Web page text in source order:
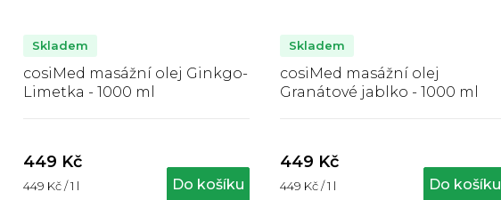
cosiMed masážní olej Ginkgo-
Limetka - 1000 ml
produktu
je
5,0
Skladem
449 Kč
Měrná
449 Kč / 1 l Do košíku
cosiMed masážní olej
Granátové jablko - 1000 ml
produktu
je
5,0
Skladem
449 Kč
Měrná
449 Kč / 1 l Do košíku